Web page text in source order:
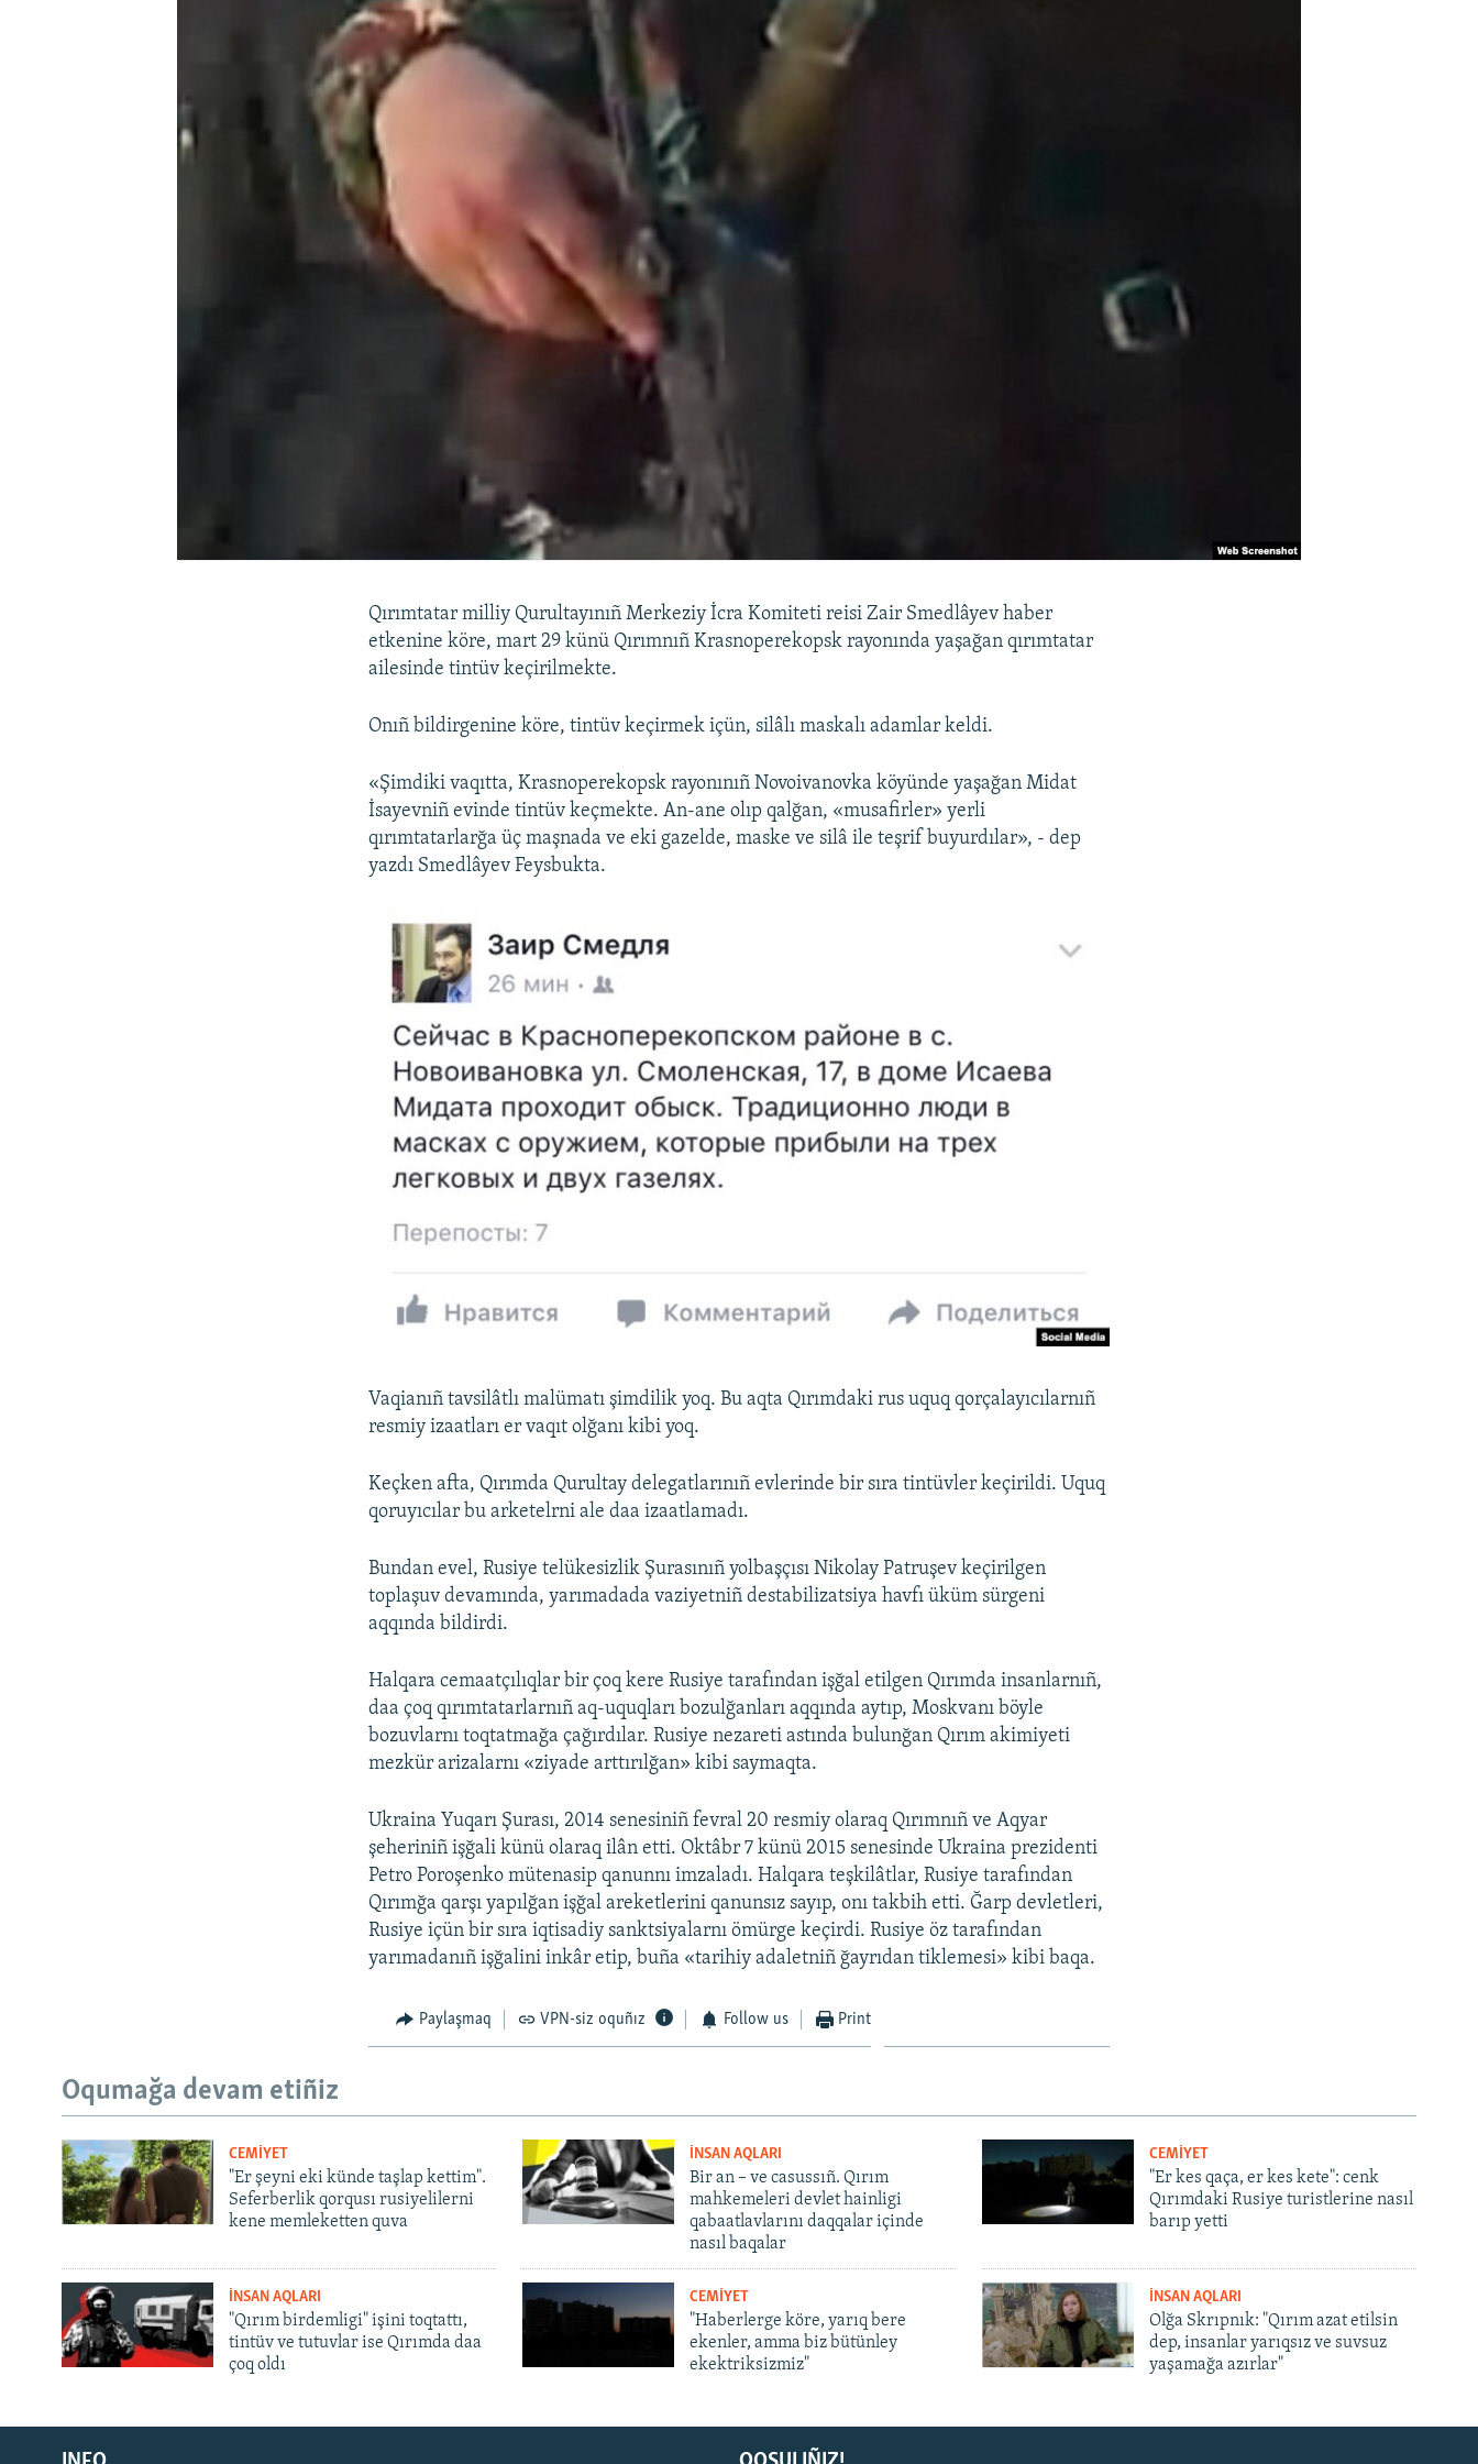
Qırımtatar milliy Qurultayınıñ Merkeziy İcra Komiteti reisi Zair Smedlâyev haber
etkenine köre, mart 29 künü Qırımnıñ Krasnoperekopsk rayonında yaşağan qırımtatar
ailesinde tintüv keçirilmekte.
Onıñ bildirgenine köre, tintüv keçirmek içün, silâlı maskalı adamlar keldi.
«Şimdiki vaqıtta, Krasnoperekopsk rayonınıñ Novoivanovka köyünde yaşağan Midat
İsayevniñ evinde tintüv keçmekte. An-ane olıp qalğan, «musafirler» yerli
qırımtatarlarğa üç maşnada ve eki gazelde, maske ve silâ ile teşrif buyurdılar», - dep
yazdı Smedlâyev Feysbukta.
Vaqianıñ tavsilâtlı malümatı şimdilik yoq. Bu aqta Qırımdaki rus uquq qorçalayıcılarnıñ
resmiy izaatları er vaqıt olğanı kibi yoq.
Keçken afta, Qırımda Qurultay delegatlarınıñ evlerinde bir sıra tintüvler keçirildi. Uquq
qoruyıcılar bu arketelrni ale daa izaatlamadı.
Bundan evel, Rusiye telükesizlik Şurasınıñ yolbaşçısı Nikolay Patruşev keçirilgen
toplaşuv devamında, yarımadada vaziyetniñ destabilizatsiya havfı üküm sürgeni
aqqında bildirdi.
Halqara cemaatçılıqlar bir çoq kere Rusiye tarafından işğal etilgen Qırımda insanlarnıñ,
daa çoq qırımtatarlarnıñ aq-uquqları bozulğanları aqqında aytıp, Moskvanı böyle
bozuvlarnı toqtatmağa çağırdılar. Rusiye nezareti astında bulunğan Qırım akimiyeti
mezkür arizalarnı «ziyade arttırılğan» kibi saymaqta.
Ukraina Yuqarı Şurası, 2014 senesiniñ fevral 20 resmiy olaraq Qırımnıñ ve Aqyar
şeheriniñ işğali künü olaraq ilân etti. Oktâbr 7 künü 2015 senesinde Ukraina prezidenti
Petro Poroşenko mütenasip qanunnı imzaladı. Halqara teşkilâtlar, Rusiye tarafından
Qırımğa qarşı yapılğan işğal areketlerini qanunsız sayıp, onı takbih etti. Ğarp devletleri,
Rusiye içün bir sıra iqtisadiy sanktsiyalarnı ömürge keçirdi. Rusiye öz tarafından
yarımadanıñ işğalini inkâr etip, buña «tarihiy adaletniñ ğayrıdan tiklemesi» kibi baqa.
Paylaşmaq VPN-siz oquñız Follow us Print
Oqumağa devam etiñiz
CEMİYET
"Er şeyni eki künde taşlap kettim".
Seferberlik qorqusı rusiyelilerni
kene memleketten quva
İNSAN AQLARI
Bir an – ve casussıñ. Qırım
mahkemeleri devlet hainligi
qabaatlavlarını daqqalar içinde
nasıl baqalar
CEMİYET
"Er kes qaça, er kes kete": cenk
Qırımdaki Rusiye turistlerine nasıl
barıp yetti
İNSAN AQLARI
"Qırım birdemligi" işini toqtattı,
tintüv ve tutuvlar ise Qırımda daa
çoq oldı
CEMİYET
"Haberlerge köre, yarıq bere
ekenler, amma biz bütünley
ekektriksizmiz"
İNSAN AQLARI
Olğa Skrıpnık: "Qırım azat etilsin
dep, insanlar yarıqsız ve suvsuz
yaşamağa azırlar"